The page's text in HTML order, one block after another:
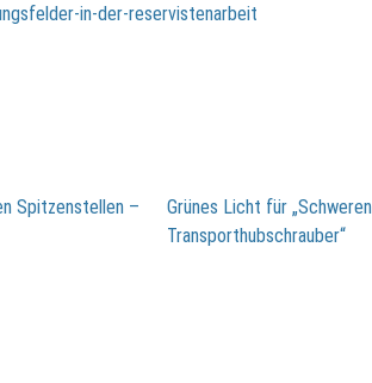
in-der-reservistenarbeit
Spitzenstellen –
Grünes Licht für „Schweren
Transporthubschrauber“